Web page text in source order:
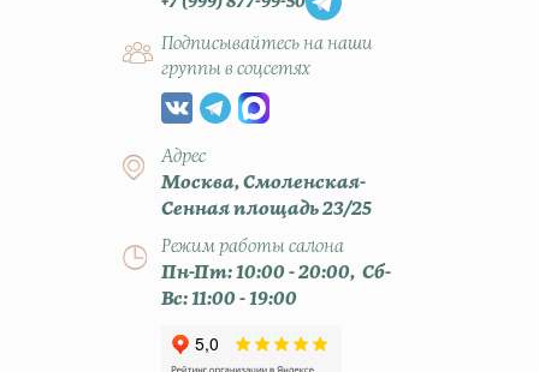
Подписывайтесь на наши
группы в соцсетях
Адрес
Москва, Смоленская-
Сенная площадь 23/25
Режим работы салона
Пн-Пт: 10:00 - 20:00, Сб-
Вс: 11:00 - 19:00